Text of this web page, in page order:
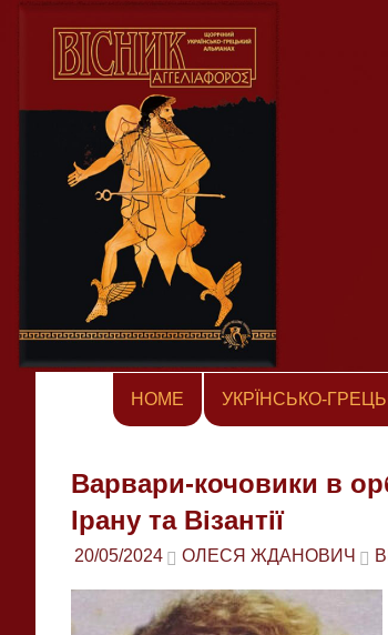
Skip
HOME УКРЇНСЬКО-
Варвари-кочовики в
Ірану та Візантії
20/05/2024 ОЛЕСЯ ЖДАНОВИЧ